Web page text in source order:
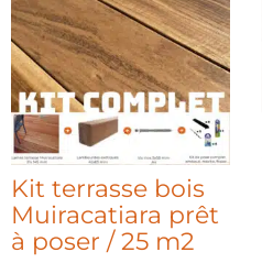
Kit terrasse bois
Muiracatiara prêt
à poser / 25 m2